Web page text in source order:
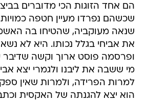
הם אחד הזוגות הכי מדוברים
שכשהם נפרדו מעיין חטפה
שנאה מעוקביה, שהטיחו בה
את אביחי בגלל נכותו. היא לא
ופרסמה פוסט ארוך וקשה
מי ששבה את ליבנו ולגמרי יצא
למרות הפרידה, ולמרות שאין
הוא יצא להגנתה של האקסית